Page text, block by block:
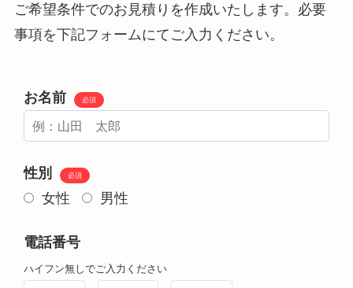
ご希望条件でのお見積りを作成いたします。必要
事項を下記フォームにてご入力ください。
お名前 必須
性別 必須
女性 男性
電話番号
ハイフン無しでご入力ください